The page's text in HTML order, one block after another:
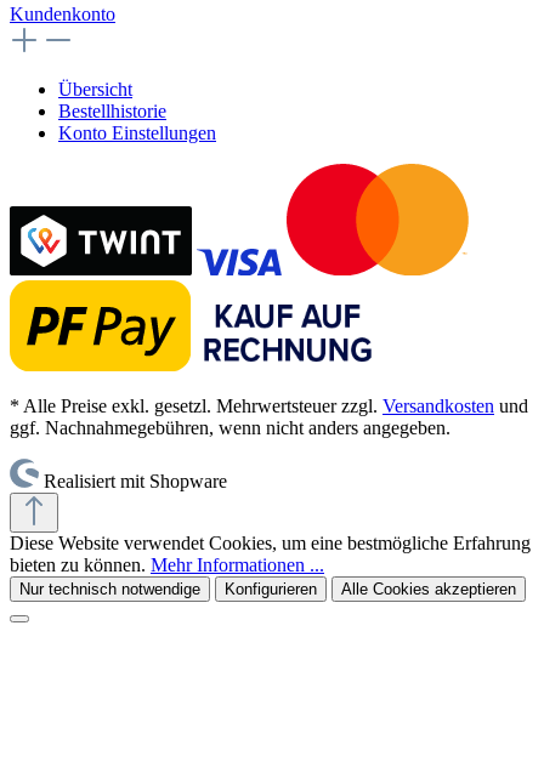
Kundenkonto
Übersicht
Bestellhistorie
Konto Einstellungen
* Alle Preise exkl. gesetzl. Mehrwertsteuer zzgl. Versandkosten und
ggf. Nachnahmegebühren, wenn nicht anders angegeben.
Realisiert mit Shopware
Diese Website verwendet Cookies, um eine bestmögliche Erfahrung
bieten zu können. Mehr Informationen ...
Nur technisch notwendige Konfigurieren Alle Cookies akzeptieren